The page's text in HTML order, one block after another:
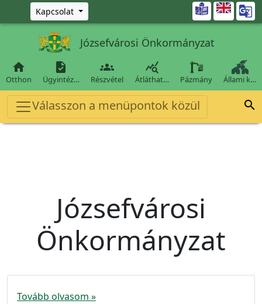
Ugrás a fő tartalomra
Kapcsolat 
Józsefvárosi Önkormányzat

Otthon

Ügyintéz…

Részvétel

Átláthat… Pázmány Állami k…
Válasszon a menüpontok közül 
Józsefvárosi
Önkormányzat
Tovább olvasom »